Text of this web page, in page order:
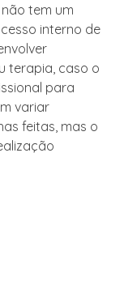
tem um
interno de
terapia, caso o
para
variar
feitas, mas o